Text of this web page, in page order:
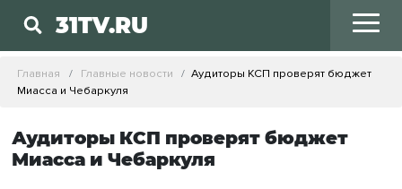
31TV.RU
Главная Главные новости
Аудиторы КСП проверят бюджет
Миасса и Чебаркуля
Аудиторы КСП проверят бюджет
Миасса и Чебаркуля